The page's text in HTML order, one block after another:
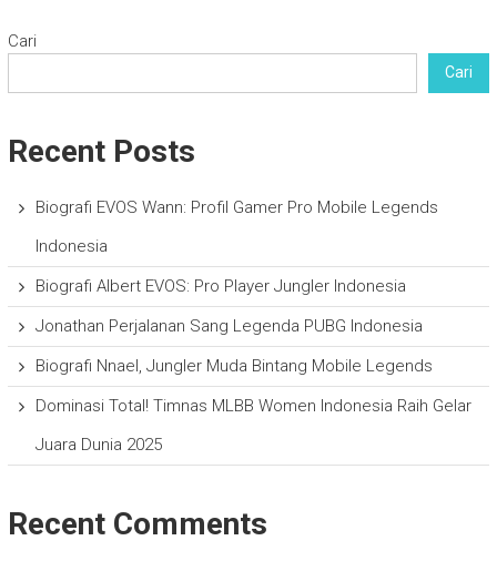
Cari
Cari
Recent Posts
Biografi EVOS Wann: Profil Gamer Pro Mobile Legends
Indonesia
Biografi Albert EVOS: Pro Player Jungler Indonesia
Jonathan Perjalanan Sang Legenda PUBG Indonesia
Biografi Nnael, Jungler Muda Bintang Mobile Legends
Dominasi Total! Timnas MLBB Women Indonesia Raih Gelar
Juara Dunia 2025
Recent Comments